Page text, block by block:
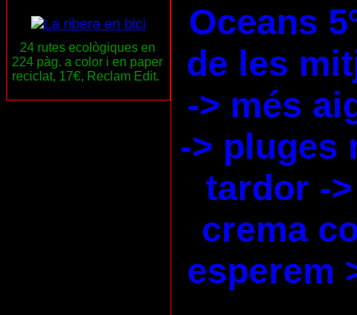
24 rutes ecològiques en
224 pàg. a color i en paper
reciclat, 17€, Reclam Edit.
Oceans
de les
-> més
-> pluges
tardor -
crema
esperem